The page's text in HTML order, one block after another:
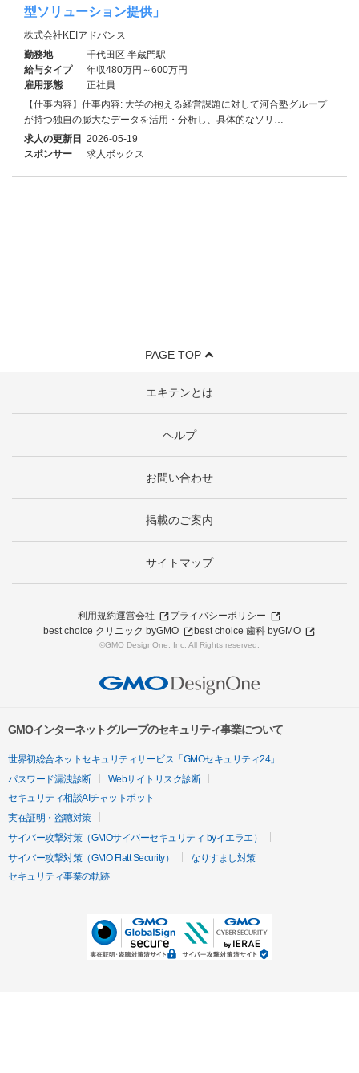
型ソリューション提供」
株式会社KEIアドバンス
勤務地
千代田区 半蔵門駅
給与タイプ
年収480万円～600万円
雇用形態
正社員
【仕事内容】仕事内容: 大学の抱える経営課題に対して河合塾グループ
が持つ独自の膨大なデータを活用・分析し、具体的なソリ…
求人の更新日 2026-05-19
スポンサー
求人ボックス
PAGE TOP
エキテンとは
ヘルプ
お問い合わせ
掲載のご案内
サイトマップ
利用規約運営会社
プライバシーポリシー
best choice クリニック byGMO
best choice 歯科 byGMO
©GMO DesignOne, Inc. All Rights reserved.
GMOインターネットグループのセキュリティ事業について
世界初総合ネットセキュリティサービス「GMOセキュリティ24」
パスワード漏洩診断
Webサイトリスク診断
セキュリティ相談AIチャットボット
実在証明・盗聴対策
サイバー攻撃対策（GMOサイバーセキュリティ byイエラエ）
サイバー攻撃対策（GMO Flatt Security）
なりすまし対策
セキュリティ事業の軌跡